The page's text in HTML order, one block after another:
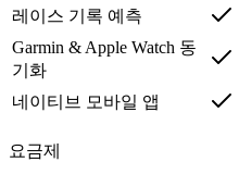
레이스 기록 예측
Garmin & Apple Watch 동
기화
네이티브 모바일 앱
요금제